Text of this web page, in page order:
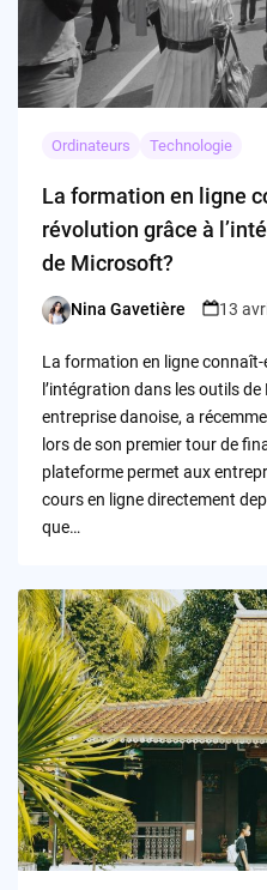
Ordinateurs Technologie
La formation en ligne
révolution grâce à
de Microsoft?
Posted
Nina Gavetière 13
La formation en ligne
l’intégration dans les outils
entreprise danoise, a
lors de son premier tour de
plateforme permet aux
cours en ligne directement
que…